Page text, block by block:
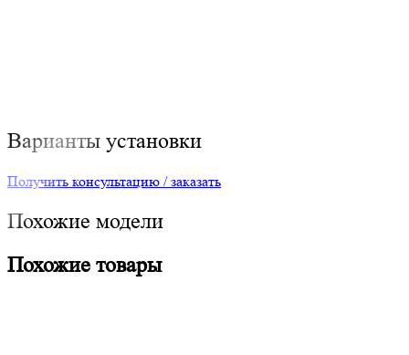
Варианты установки
Получить консультацию / заказать
Похожие модели
Похожие товары